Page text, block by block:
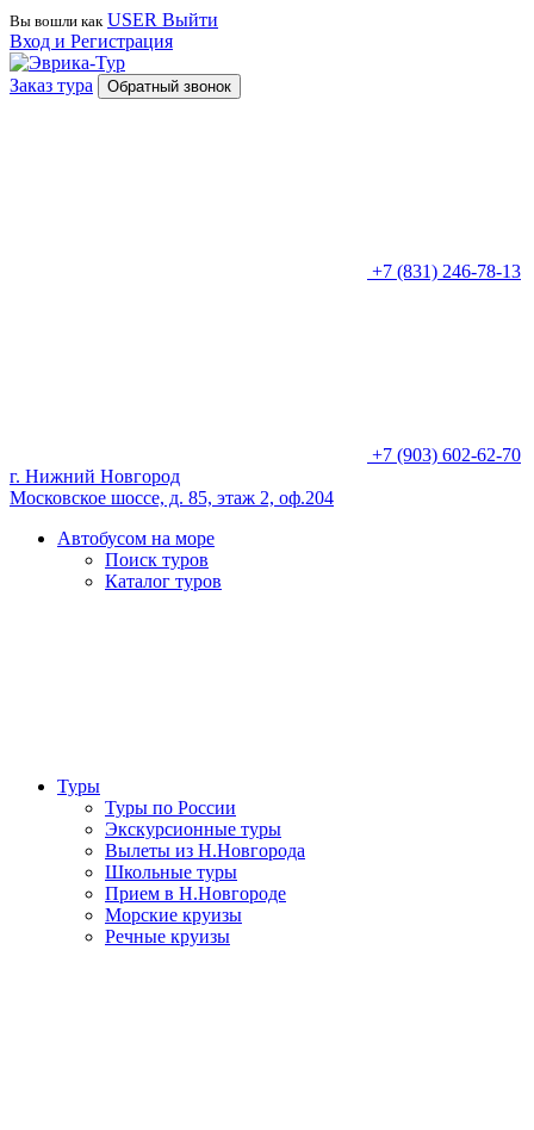
Вы вошли как USER Выйти
Вход и Регистрация
Заказ тура Обратный звонок
+7 (831) 246-78-13
+7 (903) 602-62-70
г. Нижний Новгород
Московское шоссе, д. 85, этаж 2, оф.204
Автобусом на море
Поиск туров
Каталог туров
Туры
Туры по России
Экскурсионные туры
Вылеты из Н.Новгорода
Школьные туры
Прием в Н.Новгороде
Морские круизы
Речные круизы